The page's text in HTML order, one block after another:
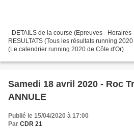
- DETAILS de la course (Epreuves - Horaires
RESULTATS (Tous les résultats running
(Le calendrier running 2020 de Côte d'Or)
Samedi 18 avril 2020 - Roc
ANNULE
Publié le 15/04/2020 à 17:00
Par CDR 21